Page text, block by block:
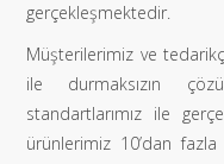
gerçekleşmektedir.
Müşterilerimiz ve
ile durmaksızın
standartlarımız ile
ürünlerimiz 10’dan